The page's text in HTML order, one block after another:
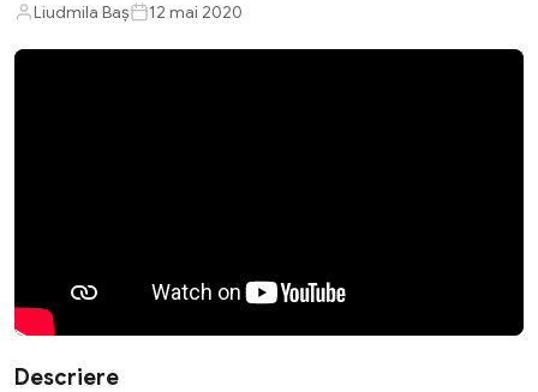
Liudmila Baș 12 mai 2020
Descriere